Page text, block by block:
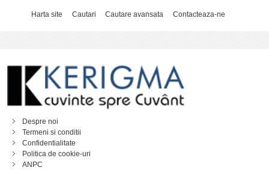
Harta site Cautari Cautare avansata Contacteaza-ne
Despre noi
Termeni si conditii
Confidentialitate
Politica de cookie-uri
ANPC